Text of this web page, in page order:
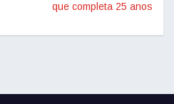
que completa 25 anos